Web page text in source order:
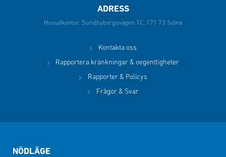
ADRESS
Huvudkontor: Sundbybergsvägen 1C, 171 73 Solna
Kontakta oss
Rapportera kränkningar & oegentligheter
Rapporter & Policys
Frågor & Svar
NÖDLÄGE